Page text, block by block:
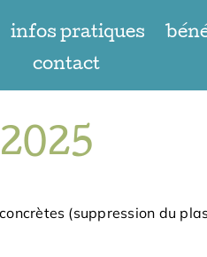
infos pratiques
contact
(suppression du